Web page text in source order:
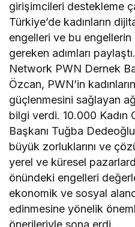
girişimcileri destekleme
Türkiye’de kadınların
engelleri ve bu engellerin
gereken adımları
Network PWN Dernek
Özcan, PWN’in
güçlenmesini sağlayan
bilgi verdi. 10.000 Kadın
Başkanı Tuğba
büyük zorluklarını ve
yerel ve küresel
önündeki engelleri
ekonomik ve sosyal
edinmesine yönelik
önerileriyle sona erdi.